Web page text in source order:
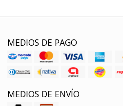
MEDIOS DE PAGO
MEDIOS DE ENVÍO